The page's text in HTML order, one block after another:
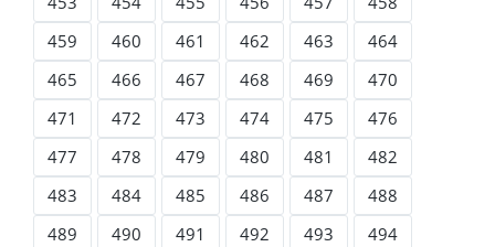
459
460 461 462 463
464
465
466 467 468 469
470
471
472 473 474 475
476
477
478 479 480 481
482
483
484 485 486 487
488
489
490 491 492 493
494